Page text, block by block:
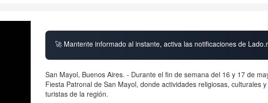
🚀 Mantente informado al instante, activa las notificaciones de
San Mayol, Buenos Aires. - Durante el fin de semana del 16 y 17 de
Fiesta Patronal de San Mayol, donde actividades religiosas, culturales
turistas de la región.